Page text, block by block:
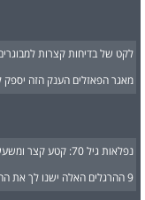
לקט של בדיחות קצרות
מאגר הפאזלים הענק הזה
נפלאות גיל 70: קטע קצר ומשעשע שמוכיח שלכל גיל יש יתרונות!
9 ההרגלים האלה ישנו לך את החיים - טיפ מספר 5 מומלץ בחום!